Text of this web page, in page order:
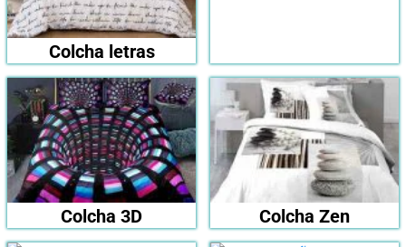
Colcha letras
Colcha 3D Colcha Zen